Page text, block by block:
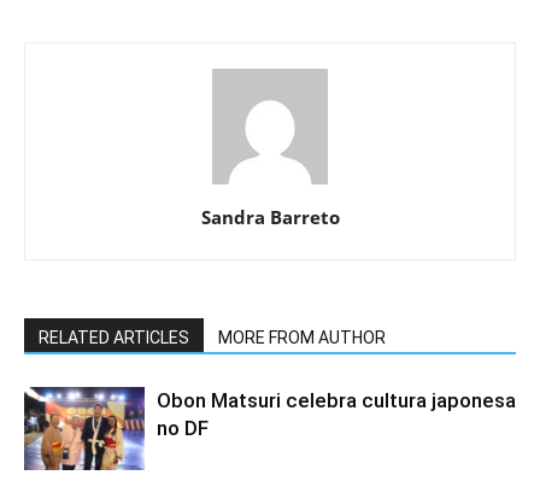
Sandra Barreto
RELATED ARTICLES MORE FROM AUTHOR
Obon Matsuri celebra cultura japonesa
no DF